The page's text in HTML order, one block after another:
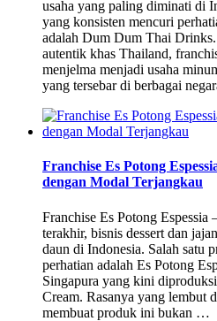
usaha yang paling diminati di
yang konsisten mencuri
adalah Dum Dum Thai
autentik khas Thailand,
menjelma menjadi usaha
yang tersebar di berbagai
Franchise Es Potong
dengan Modal Terjangkau
Franchise Es Potong Espessia
terakhir, bisnis dessert dan
daun di Indonesia. Salah satu
perhatian adalah Es Potong
Singapura yang kini
Cream. Rasanya yang lembut
membuat produk ini bukan …